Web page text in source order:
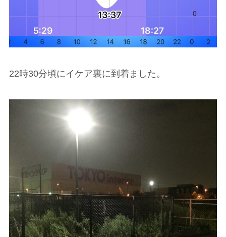
22時30分頃にイケア裏に到着ました。